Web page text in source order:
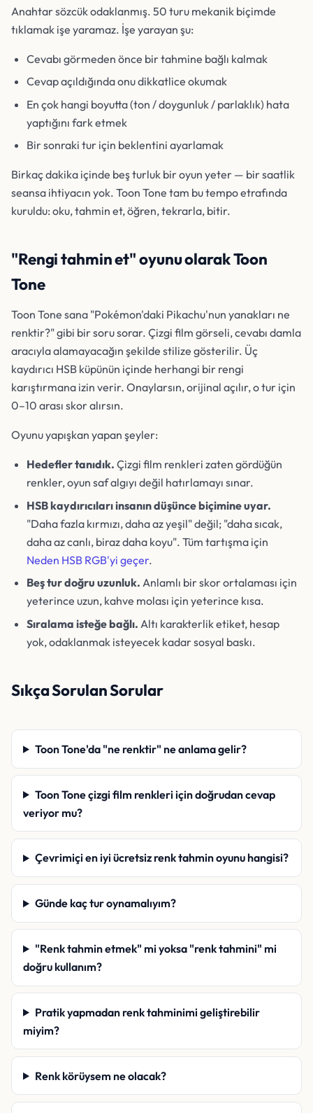
Anahtar sözcükodaklanmış. 50 turu mekanik biçimde
tıklamak işe yaramaz. İşe yarayan şu:
Cevabı görmedenönce bir tahmine bağlı kalmak
Cevap açıldığında onu dikkatlice okumak
En çok hangi boyutta (ton / doygunluk / parlaklık) hata
yaptığını fark etmek
Bir sonraki tur için beklentini ayarlamak
Birkaç dakika içinde beş turluk bir oyun yeter — bir saatlik
seansa ihtiyacın yok. Toon Tone tam bu tempo etrafında
kuruldu: oku, tahmin et, öğren, tekrarla, bitir.
"Rengi tahmin et" oyunu olarak Toon
Tone
Toon Tone sana "Pokémon'daki Pikachu'nun yanakları ne
renktir?" gibi bir soru sorar. Çizgi film görseli, cevabı damla
aracıyla alamayacağın şekilde stilize gösterilir. Üç
kaydırıcı HSB küpünün içinde herhangi bir rengi
karıştırmana izin verir. Onaylarsın, orijinal açılır, o tur için
0–10 arası skor alırsın.
Oyunu yapışkan yapan şeyler:
Hedefler tanıdık. Çizgi film renkleri zaten gördüğün
renkler, oyun saf algıyı değil hatırlamayı sınar.
HSB kaydırıcıları insanın düşünce biçimine uyar.
"Daha fazla kırmızı, daha az yeşil" değil; "daha sıcak,
daha az canlı, biraz daha koyu". Tüm tartışma için
Neden HSB RGB'yi geçer.
Beş tur doğru uzunluk. Anlamlı bir skor ortalaması için
yeterince uzun, kahve molası için yeterince kısa.
Sıralama isteğe bağlı. Altı karakterlik etiket, hesap
yok, odaklanmak isteyecek kadar sosyal baskı.
Sıkça Sorulan Sorular
Toon Tone'da "ne renktir" ne anlama gelir?
Toon Tone çizgi film renkleri için doğrudan cevap
veriyor mu?
Çevrimiçi en iyi ücretsiz renk tahmin oyunu hangisi?
Günde kaç tur oynamalıyım?
"Renk tahmin etmek" mi yoksa "renk tahmini" mi
doğru kullanım?
Pratik yapmadan renk tahminimi geliştirebilir
miyim?
Renk körüysem ne olacak?